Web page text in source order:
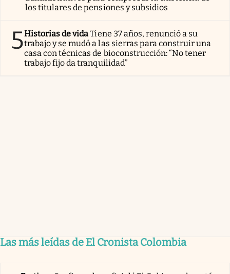
los titulares de pensiones y subsidios
5Historias de vidaTiene 37 años, renunció a su
trabajo y se mudó a las sierras para construir una
casa con técnicas de bioconstrucción: “No tener
trabajo fijo da tranquilidad”
Las más leídas de El Cronista Colombia